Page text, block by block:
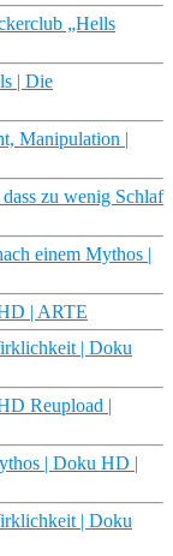
„Hells
| Die
Manipulation |
zu wenig Schlaf
einem Mythos |
| ARTE
| Doku
Reupload |
| Doku HD |
| Doku